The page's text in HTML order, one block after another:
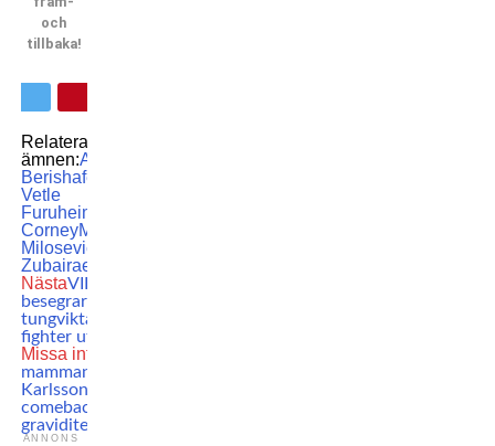
och
tillbaka!
Relaterade
ämnen:Arlind
Berishafeatured
Vetle
Furuheim
CorneyMMA
Milosevic
Zubairaev
NästaVIDEO: Här
besegrar UFC-
tungviktaren en
fighter utan ben
Missa inte
mamman Ellen
Karlsson om sin
comeback efter
graviditeten
ANNONS